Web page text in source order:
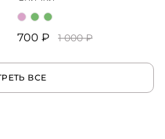
700 ₽ 1 000 ₽
ВСЕ